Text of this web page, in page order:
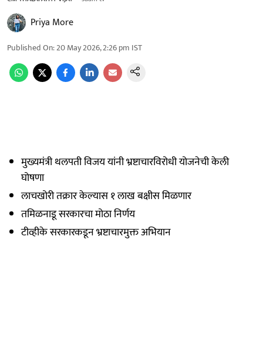
Priya More
Published On:20 May 2026, 2:26 pm IST
मुख्यमंत्री थलपती विजय यांनी भ्रष्टाचारविरोधी योजनेची केली
घोषणा
लाचखोरी तक्रार केल्यास १ लाख बक्षीस मिळणार
तमिळनाडू सरकारचा मोठा निर्णय
टीव्हीके सरकारकडून भ्रष्टाचारमुक्त अभियान